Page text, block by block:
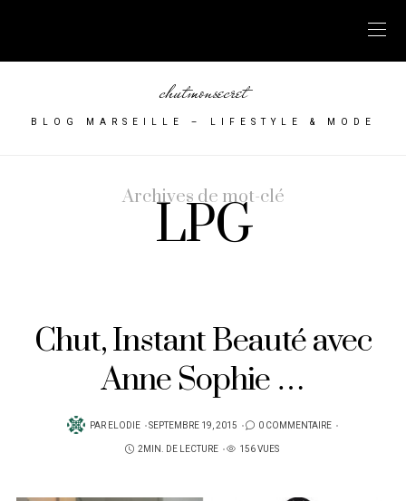
chutmonsecret
BLOG MARSEILLE – LIFESTYLE & MODE
Archives de mot-clé
LPG
Chut, Instant Beauté avec
Anne Sophie …
PAR ELODIE
PUBLIÉ
SUR
SEPTEMBRE 19, 2015
0 COMMENTAIRE
2MIN. DE LECTURE
156 VUES